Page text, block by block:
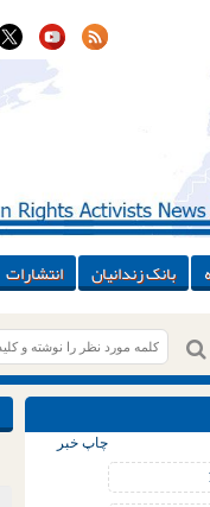
بانک زندانیان انتشارات
چاپ خبر